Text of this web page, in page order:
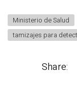
Ministerio de Salud
tamizajes para
Share: